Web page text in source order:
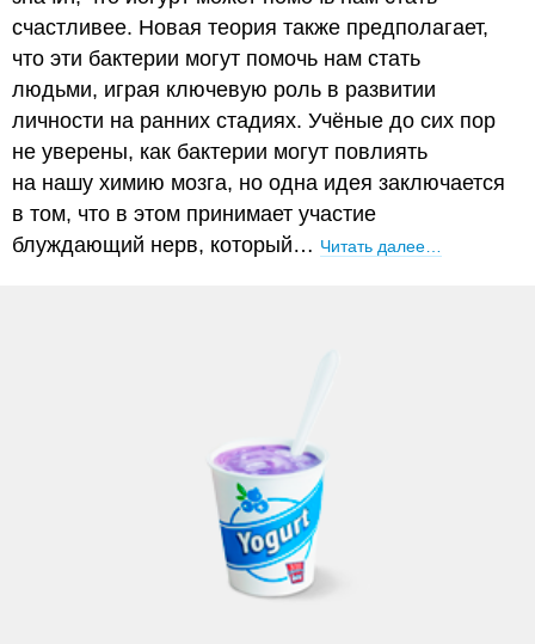
счастливее. Новая теория также предполагает,
что эти бактерии могут помочь нам стать
людьми, играя ключевую роль в развитии
личности на ранних стадиях. Учёные до сих пор
не уверены, как бактерии могут повлиять
на нашу химию мозга, но одна идея заключается
в том, что в этом принимает участие
блуждающий нерв, который… Читать далее…